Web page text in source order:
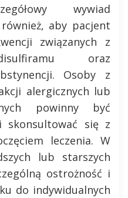
wywiad
aby pacjent
związanych z
oraz
Osoby z
alergicznych lub
powinny być
skonsultować się z
leczenia. W
lub starszych
ostrożność i
do indywidualnych